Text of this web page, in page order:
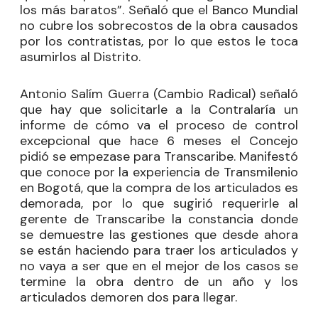
los más baratos”. Señaló que el Banco Mundial
no cubre los sobrecostos de la obra causados
por los contratistas, por lo que estos le toca
asumirlos al Distrito.
Antonio Salím Guerra (Cambio Radical) señaló
que hay que solicitarle a la Contralaría un
informe de cómo va el proceso de control
excepcional que hace 6 meses el Concejo
pidió se empezase para Transcaribe. Manifestó
que conoce por la experiencia de Transmilenio
en Bogotá, que la compra de los articulados es
demorada, por lo que sugirió requerirle al
gerente de Transcaribe la constancia donde
se demuestre las gestiones que desde ahora
se están haciendo para traer los articulados y
no vaya a ser que en el mejor de los casos se
termine la obra dentro de un año y los
articulados demoren dos para llegar.